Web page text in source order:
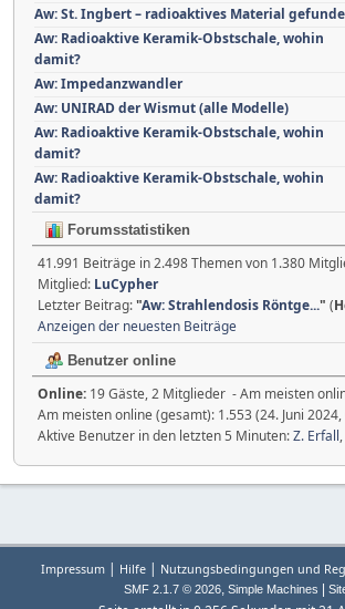
Aw: St. Ingbert – radioaktives Material
Aw: Radioaktive Keramik-Obstschale, wohin
damit?
Aw: Impedanzwandler
Aw: UNIRAD der Wismut (alle Modelle)
Aw: Radioaktive Keramik-Obstschale, wohin
damit?
Aw: Radioaktive Keramik-Obstschale, wohin
damit?
Forumsstatistiken
41.991 Beiträge in 2.498 Themen von 1.380
Mitglied: LuCypher
Letzter Beitrag:"Aw: Strahlendosis Röntge..." (
Anzeigen der neuesten Beiträge
Benutzer online
Online: 19 Gäste, 2 Mitglieder - Am meisten
Am meisten online (gesamt): 1.553 (24. Juni 2024,
Aktive Benutzer in den letzten 5 Minuten:Z. Erfall,
Impressum| Hilfe| Nutzungsbedingungen und
SMF 2.1.7 © 2026, Simple Machines